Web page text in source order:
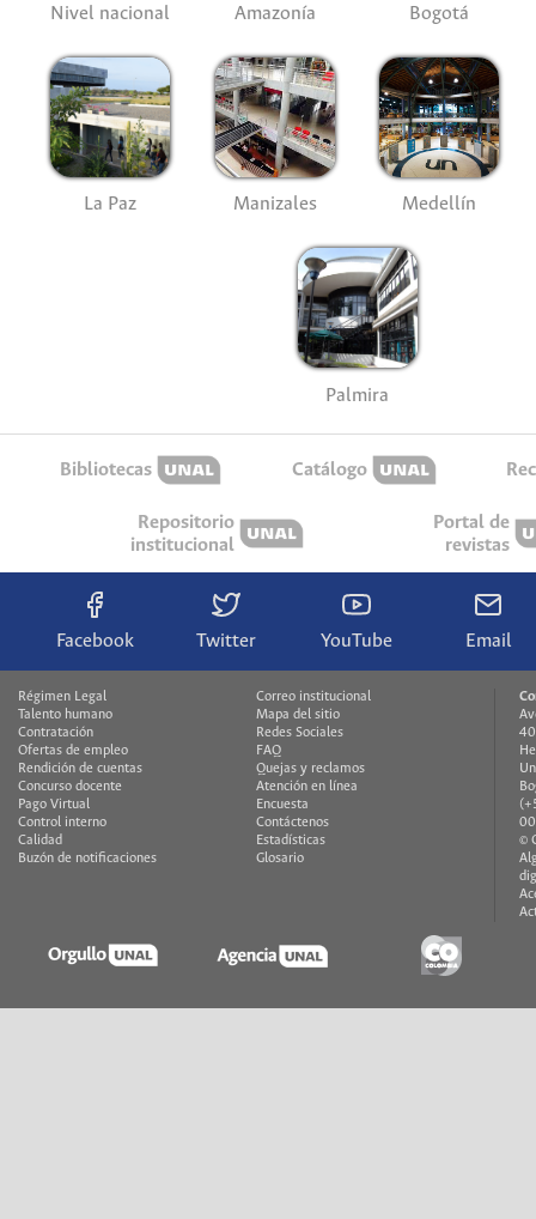
Nivel nacional Amazonía Bogotá
La Paz Manizales Medellín
Palmira
Bibliotecas Catálogo
Repositorio
institucional
Portal de
revistas
Facebook Twitter YouTube Email
Régimen Legal
Talento humano
Contratación
Ofertas de empleo
Rendición de cuentas
Concurso docente
Pago Virtual
Control interno
Calidad
Buzón de notificaciones
Correo institucional
Mapa del sitio
Redes Sociales
FAQ
Quejas y reclamos
Atención en línea
Encuesta
Contáctenos
Estadísticas
Glosario
©